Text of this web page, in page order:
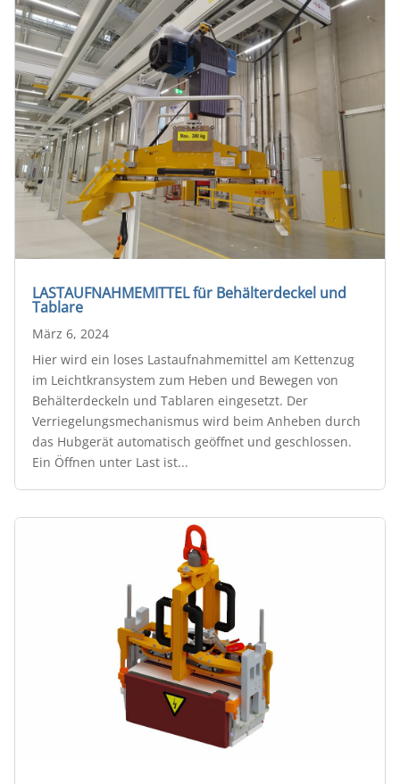
LASTAUFNAHMEMITTEL für Behälterdeckel und
Tablare
März 6, 2024
Hier wird ein loses Lastaufnahmemittel am Kettenzug
im Leichtkransystem zum Heben und Bewegen von
Behälterdeckeln und Tablaren eingesetzt. Der
Verriegelungsmechanismus wird beim Anheben durch
das Hubgerät automatisch geöffnet und geschlossen.
Ein Öffnen unter Last ist...